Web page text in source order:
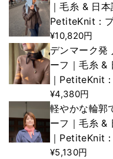
｜毛糸 & 日
PetiteKnit：
¥10,820円
デンマーク発
ーフ｜毛糸 &
｜PetiteKnit
¥4,380円
軽やかな輪郭
ーフ｜毛糸 &
｜PetiteKnit
¥5,130円